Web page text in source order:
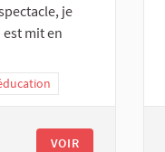
je
mit en
VOIR